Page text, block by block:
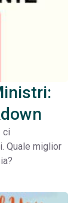
ci
Quale miglior